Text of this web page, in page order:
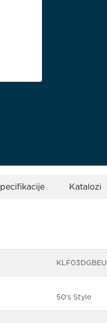
Katalozi
KLF03DGBEU
50's Style